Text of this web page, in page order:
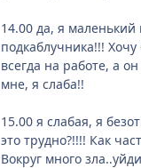
14.00 да, я
подкаблучника!!!
всегда на работе, а
мне, я слаба!!
15.00 я слабая, я
это трудно?!!!! Как
Вокруг много